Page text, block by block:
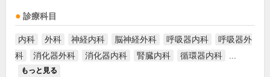
診療科目
内科 外科 神経内科 脳神経外科 呼吸器内科
呼吸器外
科
消化器外科 消化器内科 腎臓内科 循環器内科
もっと見る